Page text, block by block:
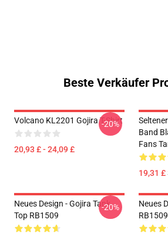
Beste Verkäufer
Volcano KL2201 Gojira T-Shirt
20,93 £ - 24,09 £
-20%
Band
Fans
19,31 £
Neues Design - Gojira Tank
Top RB1509
-20%
Neues
RB1509